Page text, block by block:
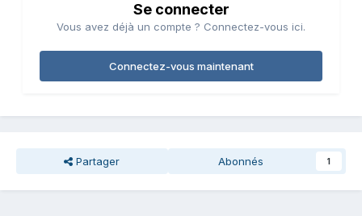
Se connecter
Vous avez déjà un compte ? Connectez-vous ici.
Connectez-vous maintenant
Partager Abonnés 1